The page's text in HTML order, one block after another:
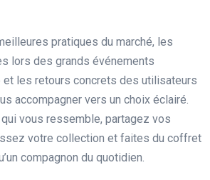
pratiques du marché, les
lors des grands événements
et les retours concrets des utilisateurs
accompagner vers un choix éclairé.
vous ressemble, partagez vos
votre collection et faites du coffret
compagnon du quotidien.